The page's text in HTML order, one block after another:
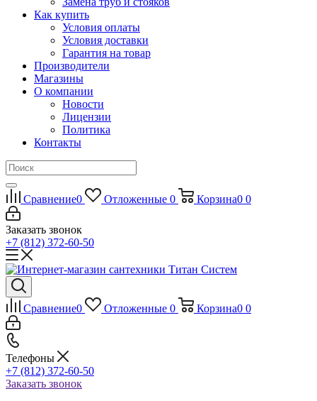
Как купить
Условия оплаты
Условия доставки
Гарантия на товар
Производители
Магазины
О компании
Новости
Лицензии
Политика
Контакты
Сравнение0 Отложенные 0 Корзина0 0
Заказать звонок
+7 (812) 372-60-50
Сравнение0 Отложенные 0 Корзина0 0
Телефоны
+7 (812) 372-60-50
Заказать звонок